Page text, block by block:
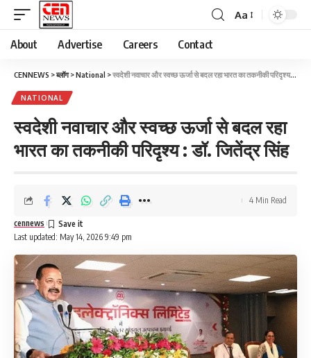
Aa
About Advertise Careers Contact
CENNEWS >ब्लॉग>National >स्वदेशी नवाचार और स्वच्छ ऊर्जा से बदल रहा भारत का तकनीकी परिदृश्य : डॉ. जितेंद्र सिंह
NATIONAL
स्वदेशी नवाचार और स्वच्छ ऊर्जा से बदल रहा
भारत का तकनीकी परिदृश्य : डॉ. जितेंद्र सिंह
Last updated: May 14, 2026 9:49 pm
cennews
4 Min Read